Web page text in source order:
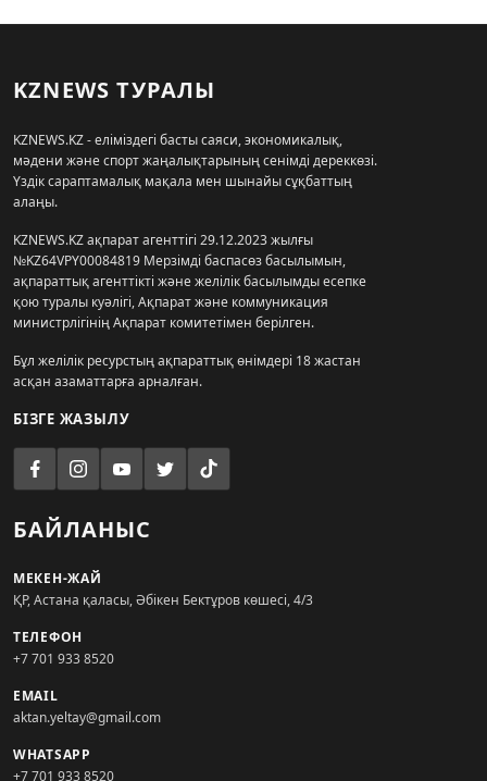
KZNEWS ТУРАЛЫ
KZNEWS.KZ - еліміздегі басты саяси, экономикалық,
мәдени және спорт жаңалықтарының сенімді дереккөзі.
Үздік сараптамалық мақала мен шынайы сұқбаттың
алаңы.
KZNEWS.KZ ақпарат агенттігі 29.12.2023 жылғы
№KZ64VPY00084819 Мерзімді баспасөз басылымын,
ақпараттық агенттікті және желілік басылымды есепке
қою туралы куәлігі, Ақпарат және коммуникация
министрлігінің Ақпарат комитетімен берілген.
Бұл желілік ресурстың ақпараттық өнімдері 18 жастан
асқан азаматтарға арналған.
БІЗГЕ ЖАЗЫЛУ
БАЙЛАНЫС
МЕКЕН-ЖАЙ
ҚР, Астана қаласы, Әбікен Бектұров көшесі, 4/3
ТЕЛЕФОН
+7 701 933 8520
EMAIL
aktan.yeltay@gmail.com
WHATSAPP
+7 701 933 8520